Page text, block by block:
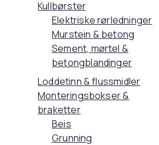
Kullbørster
Elektriske rørledninger
Murstein & betong
Sement, mørtel &
betongblandinger
Loddetinn & flussmidler
Monteringsbokser &
braketter
Beis
Grunning